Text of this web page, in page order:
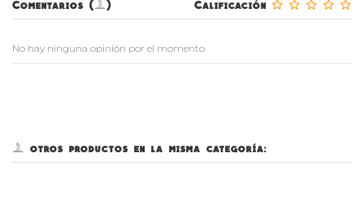
Calificación
Comentarios (0)
No hay ninguna opinión por el momento
5 otros productos en la misma categoría: